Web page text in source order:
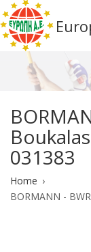
Skip
to
main
content
031383
Home
BORMANN -